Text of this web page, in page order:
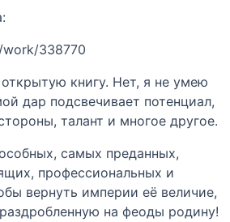
338770
книгу. Нет, я не умею
дар подсвечивает потенциал,
талант и многое другое.
самых преданных,
профессиональных и
вернуть империи еë величие,
на феоды родину!